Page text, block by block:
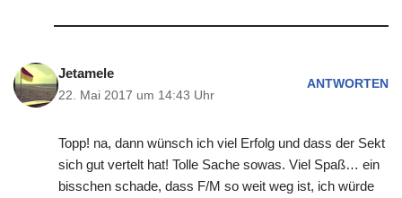
Jetamele
22. Mai 2017 um 14:43 Uhr
ANTWORTEN
Topp! na, dann wünsch ich viel Erfolg und dass der Sekt
sich gut vertelt hat! Tolle Sache sowas. Viel Spaß… ein
bisschen schade, dass F/M so weit weg ist, ich würde